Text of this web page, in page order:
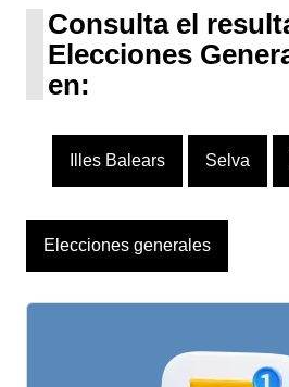
Consulta el
Elecciones
en:
Illes Balears Selva
Elecciones generales